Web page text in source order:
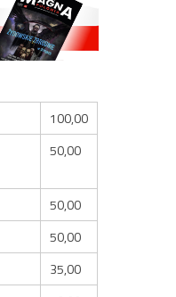
100,00
50,00
50,00
50,00
35,00